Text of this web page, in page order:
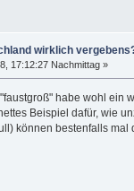
wirklich
17:12:27 Nachmittag »
habe wohl
Beispiel dafür, wie
können bestenfalls mal